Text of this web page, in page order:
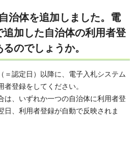
治体を追加しました。電
加した自治体の利用者登
のでしょうか。
＝認定日）以降に、電子入札システム
登録をしてください。
は、いずれか一つの自治体に利用者登
日、利用者登録が自動で反映されま